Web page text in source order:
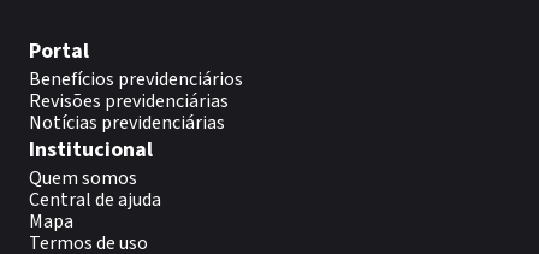
Portal
Benefícios previdenciários
Revisões previdenciárias
Notícias previdenciárias
Institucional
Quem somos
Central de ajuda
Mapa
Termos de uso